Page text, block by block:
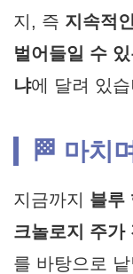
지, 즉 지속적
벌어들일 수
냐에 달려 있
🏁 마치
지금까지 블루
크놀로지 주가
를 바탕으로